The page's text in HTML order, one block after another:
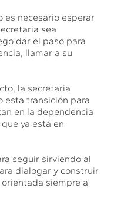
es necesario esperar
sea
dar el paso para
llamar a su
la secretaria
esta transición para
en la dependencia
ya está en
seguir sirviendo al
dialogar y construir
siempre a